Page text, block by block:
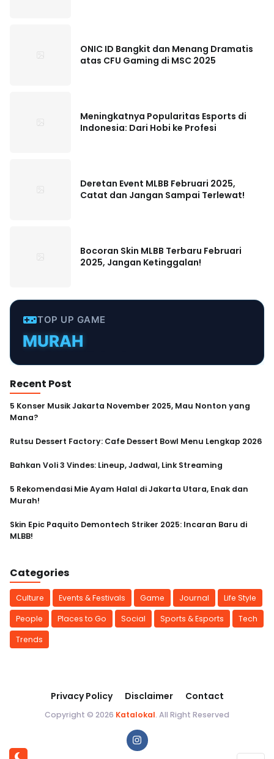
ONIC ID Bangkit dan Menang Dramatis
atas CFU Gaming di MSC 2025
Meningkatnya Popularitas Esports di
Indonesia: Dari Hobi ke Profesi
Deretan Event MLBB Februari 2025,
Catat dan Jangan Sampai Terlewat!
Bocoran Skin MLBB Terbaru Februari
2025, Jangan Ketinggalan!
TOP UP GAME
MURAH
TERPERCAYA
INSTANT
CEPAT
Recent Post
5 Konser Musik Jakarta November 2025, Mau Nonton yang
Mana?
Rutsu Dessert Factory: Cafe Dessert Bowl Menu Lengkap 2026
Bahkan Voli 3 Vindes: Lineup, Jadwal, Link Streaming
5 Rekomendasi Mie Ayam Halal di Jakarta Utara, Enak dan
Murah!
Skin Epic Paquito Demontech Striker 2025: Incaran Baru di
MLBB!
Categories
Culture Events & Festivals Game Journal
Life Style
People
Places to Go Social Sports & Esports
Tech
Trends
Privacy Policy Disclaimer Contact
Copyright © 2026 Katalokal. All Right Reserved